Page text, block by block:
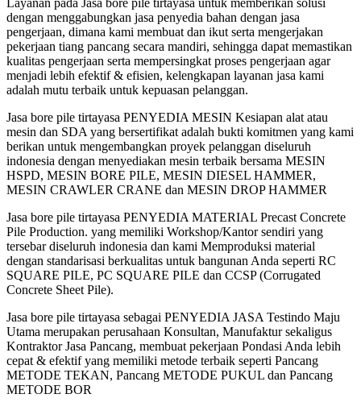
dengan menggabungkan jasa penyedia bahan dengan jasa
pengerjaan, dimana kami membuat dan ikut serta mengerjakan
pekerjaan tiang pancang secara mandiri, sehingga dapat memastikan
kualitas pengerjaan serta mempersingkat proses pengerjaan agar
menjadi lebih efektif & efisien, kelengkapan layanan jasa kami
adalah mutu terbaik untuk kepuasan pelanggan.
Jasa bore pile tirtayasa PENYEDIA MESIN Kesiapan alat atau
mesin dan SDA yang bersertifikat adalah bukti komitmen yang kami
berikan untuk mengembangkan proyek pelanggan diseluruh
indonesia dengan menyediakan mesin terbaik bersama MESIN
HSPD, MESIN BORE PILE, MESIN DIESEL HAMMER,
MESIN CRAWLER CRANE dan MESIN DROP HAMMER
Jasa bore pile tirtayasa PENYEDIA MATERIAL Precast Concrete
Pile Production. yang memiliki Workshop/Kantor sendiri yang
tersebar diseluruh indonesia dan kami Memproduksi material
dengan standarisasi berkualitas untuk bangunan Anda seperti RC
SQUARE PILE, PC SQUARE PILE dan CCSP (Corrugated
Concrete Sheet Pile).
Jasa bore pile tirtayasa sebagai PENYEDIA JASA Testindo Maju
Utama merupakan perusahaan Konsultan, Manufaktur sekaligus
Kontraktor Jasa Pancang, membuat pekerjaan Pondasi Anda lebih
cepat & efektif yang memiliki metode terbaik seperti Pancang
METODE TEKAN, Pancang METODE PUKUL dan Pancang
METODE BOR